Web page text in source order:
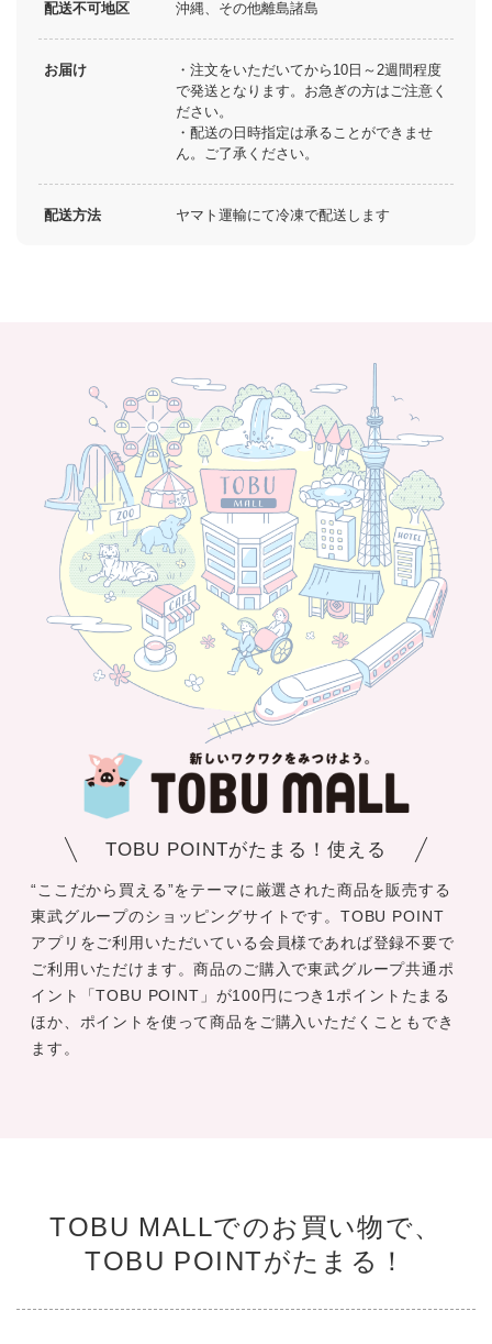
配送不可地区 沖縄、その他離島諸島
お届け
・注文をいただいてから10日～2週間程度
で発送となります。お急ぎの方はご注意く
ださい。
・配送の日時指定は承ることができませ
ん。ご了承ください。
配送方法 ヤマト運輸にて冷凍で配送します
TOBU POINTがたまる！使える
“ここだから買える”をテーマに厳選された商品を販売する
東武グループのショッピングサイトです。TOBU POINT
アプリをご利用いただいている会員様であれば登録不要で
ご利用いただけます。商品のご購入で東武グループ共通ポ
イント「TOBU POINT」が100円につき1ポイントたまる
ほか、ポイントを使って商品をご購入いただくこともでき
ます。
TOBU MALLでのお買い物で、
TOBU POINTがたまる！